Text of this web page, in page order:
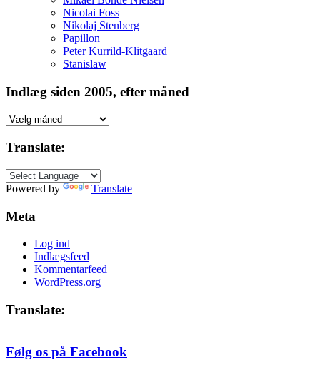
Nicolai Foss
Nikolaj Stenberg
Papillon
Peter Kurrild-Klitgaard
Stanislaw
Indlæg siden 2005, efter måned
Indlæg
2005,
måned
Translate:
Powered by Translate
Meta
Log ind
Indlægsfeed
Kommentarfeed
WordPress.org
Translate:
Følg os på Facebook